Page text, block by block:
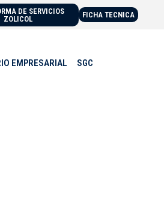
DE SERVICIOS
ZOLICOL
FICHA TECNICA
EMPRESARIAL SGC